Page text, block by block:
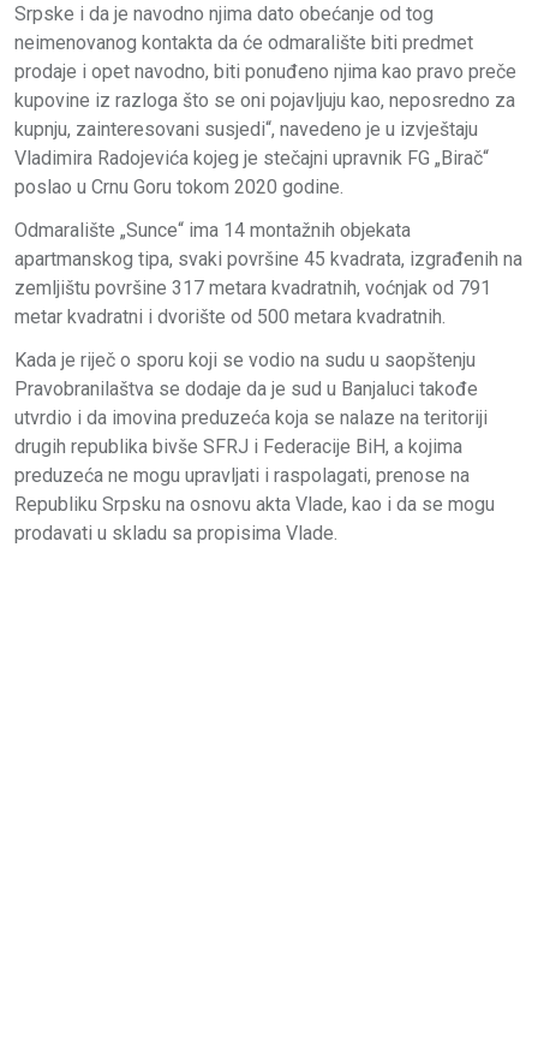
Srpske i da je navodno njima dato obećanje od tog
neimenovanog kontakta da će odmaralište biti predmet
prodaje i opet navodno, biti ponuđeno njima kao pravo preče
kupovine iz razloga što se oni pojavljuju kao, neposredno za
kupnju, zainteresovani susjedi“, navedeno je u izvještaju
Vladimira Radojevića kojeg je stečajni upravnik FG „Birač“
poslao u Crnu Goru tokom 2020 godine.
Odmaralište „Sunce“ ima 14 montažnih objekata
apartmanskog tipa, svaki površine 45 kvadrata, izgrađenih na
zemljištu površine 317 metara kvadratnih, voćnjak od 791
metar kvadratni i dvorište od 500 metara kvadratnih.
Kada je riječ o sporu koji se vodio na sudu u saopštenju
Pravobranilaštva se dodaje da je sud u Banjaluci takođe
utvrdio i da imovina preduzeća koja se nalaze na teritoriji
drugih republika bivše SFRЈ i Federacije BiH, a kojima
preduzeća ne mogu upravljati i raspolagati, prenose na
Republiku Srpsku na osnovu akta Vlade, kao i da se mogu
prodavati u skladu sa propisima Vlade.